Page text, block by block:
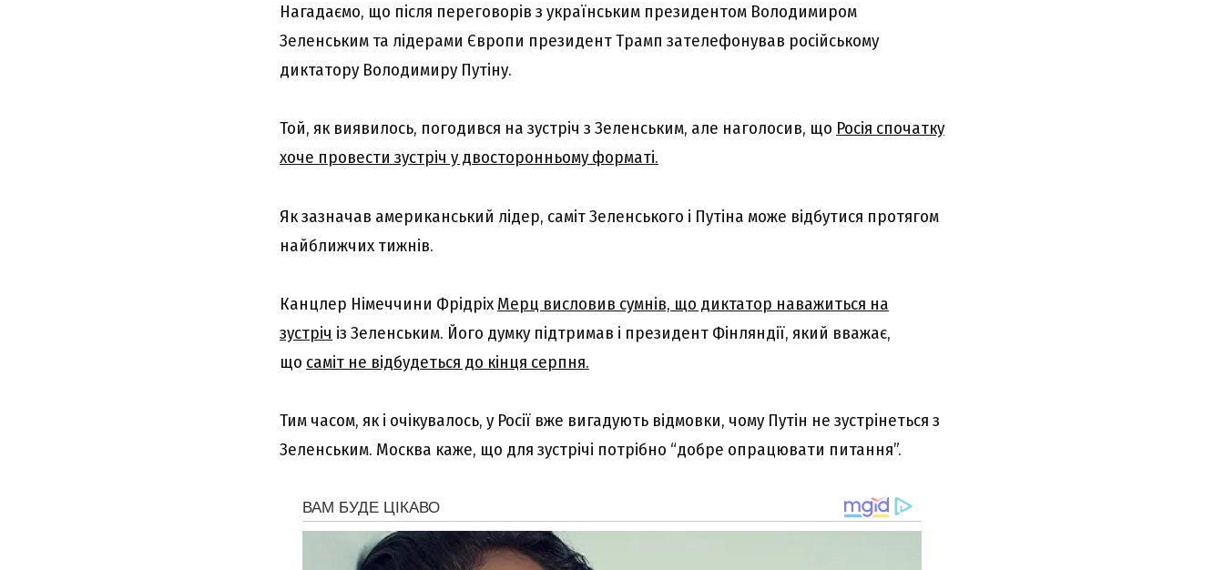
Нагадаємо, що після переговорів з українським президентом Володимиром
Зеленським та лідерами Європи президент Трамп зателефонував російському
диктатору Володимиру Путіну.
Той, як виявилось, погодився на зустріч з Зеленським, але наголосив, що Росія спочатку
хоче провести зустріч у двосторонньому форматі.
Як зазначав американський лідер, саміт Зеленського і Путіна може відбутися протягом
найближчих тижнів.
Канцлер Німеччини Фрідріх Мерц висловив сумнів, що диктатор наважиться на
зустріч із Зеленським. Його думку підтримав і президент Фінляндії, який вважає,
що саміт не відбудеться до кінця серпня.
Тим часом, як і очікувалось, у Росії вже вигадують відмовки, чому Путін не зустрінеться з
Зеленським. Москва каже, що для зустрічі потрібно “добре опрацювати питання”.